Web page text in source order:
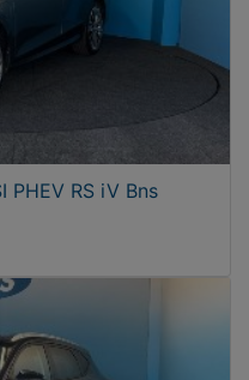
PHEV RS iV Bns